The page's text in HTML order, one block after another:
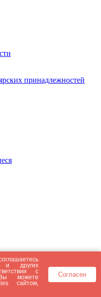
принадлежностей
других
с
можете
сайтом,
Согласен